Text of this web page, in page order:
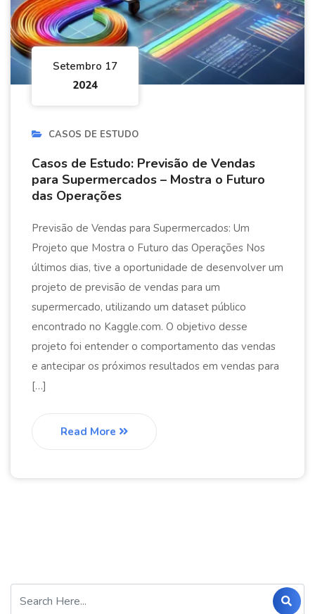
Setembro 17
2024
CASOS DE ESTUDO
Casos de Estudo: Previsão de Vendas
para Supermercados – Mostra o Futuro
das Operações
Previsão de Vendas para Supermercados: Um
Projeto que Mostra o Futuro das Operações Nos
últimos dias, tive a oportunidade de desenvolver um
projeto de previsão de vendas para um
supermercado, utilizando um dataset público
encontrado no Kaggle.com. O objetivo desse
projeto foi entender o comportamento das vendas
e antecipar os próximos resultados em vendas para
[…]
Read More